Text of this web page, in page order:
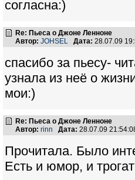
согласна:)
Re: Пьеса о Джоне Ленноне
Автор: JOHSEL Дата: 28.07.09
спасибо за пьесу-
узнала из неё о
мои:)
Re: Пьеса о Джоне Ленноне
Автор: rinn Дата: 28.07.09
Прочитала. Было
Есть и юмор, и